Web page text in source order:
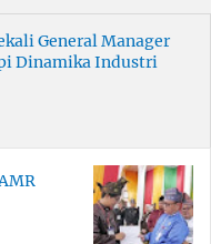
General Manager
Dinamika Industri